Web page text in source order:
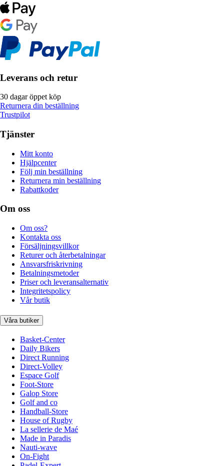
Leverans och retur
30 dagar öppet köp
Returnera din beställning
Trustpilot
Tjänster
Mitt konto
Hjälpcenter
Följ min beställning
Returnera min beställning
Rabattkoder
Om oss
Om oss?
Kontakta oss
Försäljningsvillkor
Returer och återbetalningar
Ansvarsfriskrivning
Betalningsmetoder
Priser och leveransalternativ
Integritetspolicy
Vår butik
Våra butiker
Basket-Center
Daily Bikers
Direct Running
Direct-Volley
Espace Golf
Foot-Store
Galop Store
Golf and co
Handball-Store
House of Rugby
La sellerie de Maé
Made in Paradis
Nauti-wave
On-Fight